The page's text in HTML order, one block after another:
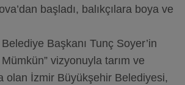
başladı, balıkçılara boya ve
Başkanı Tunç Soyer’in
vizyonuyla tarım ve
olan İzmir Büyükşehir Belediyesi,